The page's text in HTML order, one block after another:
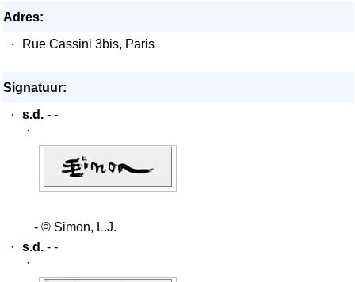
Adres:
·
Rue Cassini 3bis, Paris
Signatuur:
·
s.d. - -
·
- © Simon, L.J.
·
s.d. - -
·